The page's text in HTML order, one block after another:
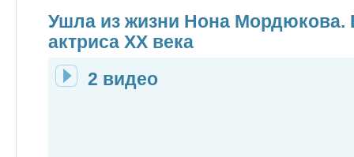
Ушла из жизни Нона
актриса XX века
2 видео